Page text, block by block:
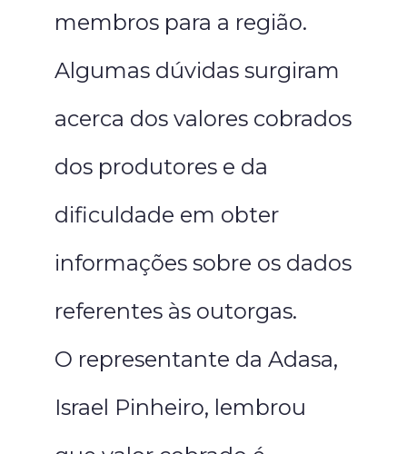
membros para a região.
Algumas dúvidas surgiram
acerca dos valores cobrados
dos produtores e da
dificuldade em obter
informações sobre os dados
referentes às outorgas.
O representante da Adasa,
Israel Pinheiro, lembrou